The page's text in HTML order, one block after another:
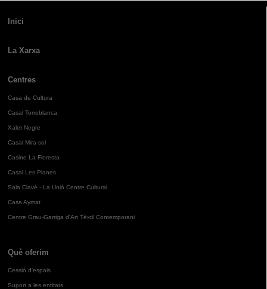
Inici
La Xarxa
Centres
Casa de Cultura
Casal Torreblanca
Xalet Negre
Casal Mira-sol
Casino La Floresta
Casal Les Planes
Sala Clavé - La Unió Centre Cultural
Casa Aymat
Centre Grau-Garriga d'Art Tèxtil Contemporani
Què oferim
Cessió d'espais
Suport a les entitats